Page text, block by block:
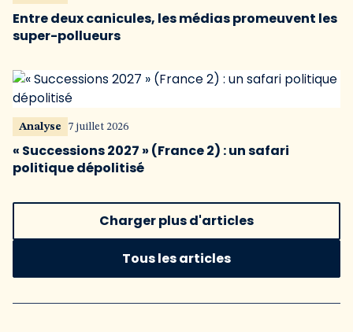
Entre deux canicules, les médias promeuvent les
super-pollueurs
Analyse 7 juillet 2026
« Successions 2027 » (France 2) : un safari
politique dépolitisé
Charger plus d'articles
Tous les articles